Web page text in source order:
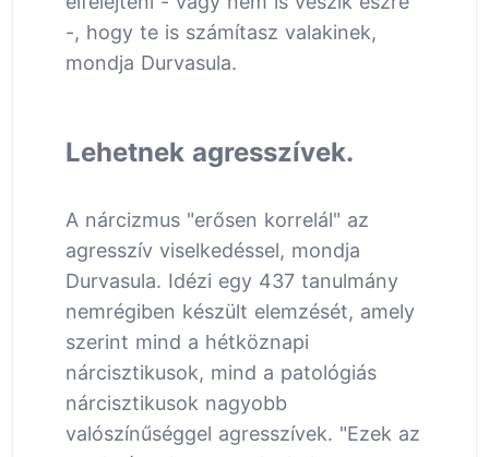
-, hogy te is számítasz valakinek,
mondja Durvasula.
Lehetnek agresszívek.
A nárcizmus "erősen korrelál" az
agresszív viselkedéssel, mondja
Durvasula. Idézi egy 437 tanulmány
nemrégiben készült elemzését, amely
szerint mind a hétköznapi
nárcisztikusok, mind a patológiás
nárcisztikusok nagyobb
valószínűséggel agresszívek. "Ezek az